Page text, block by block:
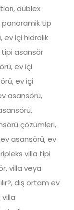
dublex
panoramik tip
ev içi hidrolik
tipi asansör
ev içi
ev içi
asansörü,
çözümleri,
asansörü, ev
villa tipi
villa veya
dış ortam ev